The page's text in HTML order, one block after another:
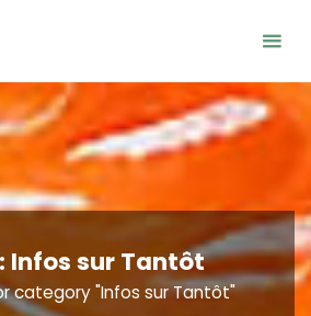
Infos sur Tantôt
category "Infos sur Tantôt"